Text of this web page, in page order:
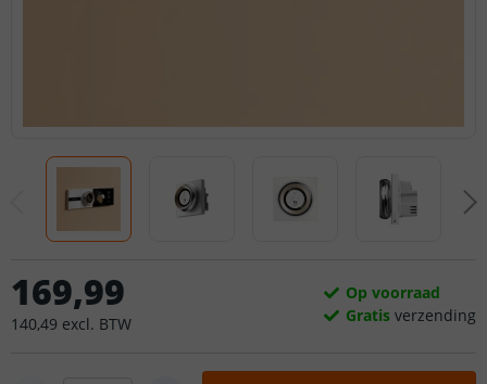
169,99
140,49 excl. BTW
Op voorraad
Gratis verzending